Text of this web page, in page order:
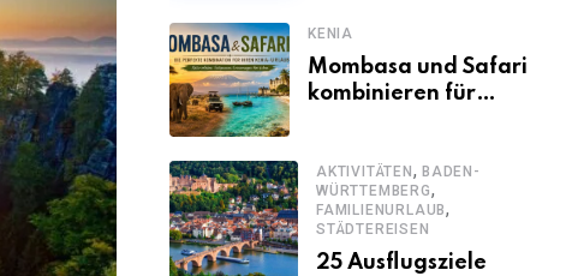
KENIA
Mombasa und Safari
kombinieren für
Kenia-Urlaub
AKTIVITÄTEN , BADEN-
WÜRTTEMBERG,
FAMILIENURLAUB,
STÄDTEREISEN
25 Ausflugsziele